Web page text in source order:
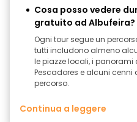
Cosa posso vedere
gratuito ad Albufeira?
Ogni tour segue un
tutti includono almeno
le piazze locali, i panorami
Pescadores e alcuni
percorso.
Continua a leggere